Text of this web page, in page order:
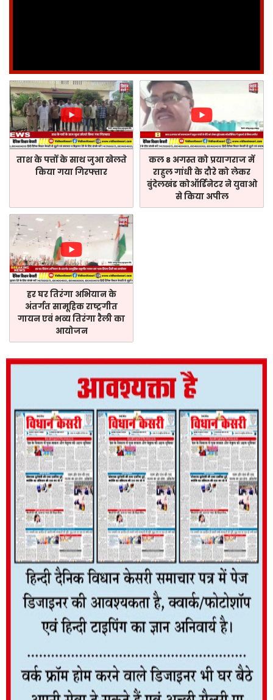
ताश के पत्तों के साथ जुआ खेलते
किया गया गिरफ्तार
कल 8 अगस्त को प्रयागराज में
राहुल गांधी के दौरे को लेकर
बुंदेलखंड कोऑर्डिनेटर ने युवाओ
से किया अपील
हर घर तिरंगा अभियान के
अंतर्गत सामूहिक राष्ट्रगीत
गायन एवं भव्य तिरंगा रैली का
आयोजन